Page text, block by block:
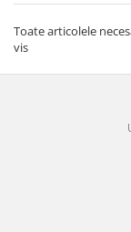
Toate articolele
vis